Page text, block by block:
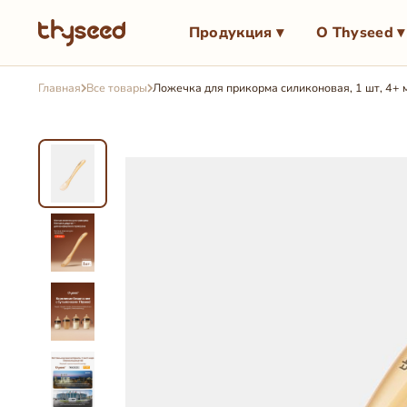
Продукция ▾ О Thyseed ▾
Главная Все товары Ложечка для прикорма силиконовая, 1 шт, 4+